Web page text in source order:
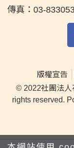
傳真： 03-
版權宣告
© 2022社團法人
rights reserved.